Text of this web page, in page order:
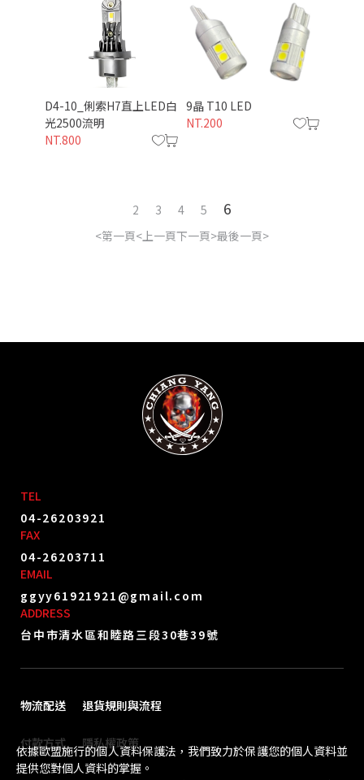
D4-10_俐索H7直上LED白
光2500流明
NT.800
9晶 T10 LED
NT.200
第一頁 上一頁
2 3 4 5 6
下一頁 最後一頁
TEL
04-26203921
FAX
04-26203711
EMAIL
ggyy61921921@gmail.com
ADDRESS
台中市清水區和睦路三段30巷39號
物流配送 退貨規則與流程
付款方式 隱私權政策
依據歐盟施行的個人資料保護法，我們致力於保護您的個人資料並
提供您對個人資料的掌握。
僅必需的